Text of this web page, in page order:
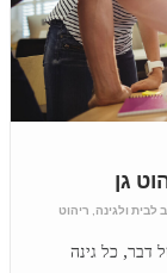
גן
לבית ולגינה, ריהוט
דבר, כל גינה